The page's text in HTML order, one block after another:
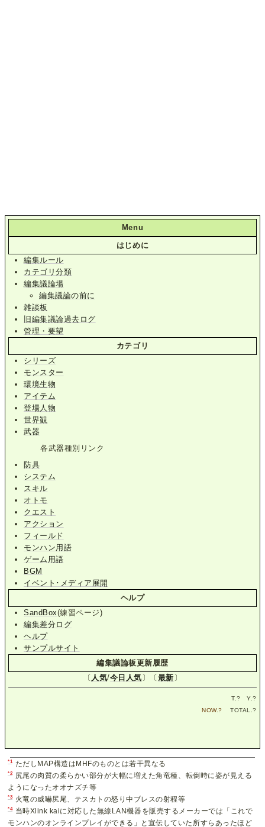
Menu
はじめに
編集ルール
カテゴリ分類
編集議論場
編集議論の前に
雑談板
旧編集議論過去ログ
管理・要望
カテゴリ
シリーズ
モンスター
環境生物
アイテム
登場人物
世界観
武器
各武器種別リンク
防具
システム
スキル
オトモ
クエスト
アクション
フィールド
モンハン用語
ゲーム用語
BGM
イベント･メディア展開
ヘルプ
SandBox(練習ページ)
編集差分ログ
ヘルプ
サンプルサイト
編集議論板更新履歴
〔 人気/今日人気〕〔最新〕
T.? Y.?
NOW.? TOTAL.?
*1 ただしMAP構造はMHFのものとは若干異なる
*2 尻尾の肉質の柔らかい部分が大幅に増えた角竜種、転倒時に姿が見える
ようになったオオナズチ等
*3 火竜の威嚇尻尾、テスカトの怒り中ブレスの射程等
*4 当時Xlink kaiに対応した無線LAN機器を販売するメーカーでは「これで
モンハンのオンラインプレイができる」と宣伝していた所すらあったほど